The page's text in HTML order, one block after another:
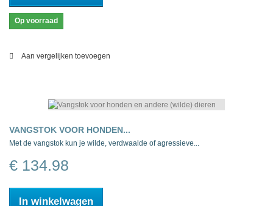
Op voorraad
Aan vergelijken toevoegen
VANGSTOK VOOR HONDEN...
Met de vangstok kun je wilde, verdwaalde of agressieve...
€ 134.98
In winkelwagen